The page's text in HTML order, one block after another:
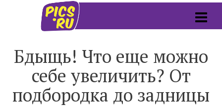
Бдыщь! Что еще можно
себе увеличить? От
подбородка до задницы